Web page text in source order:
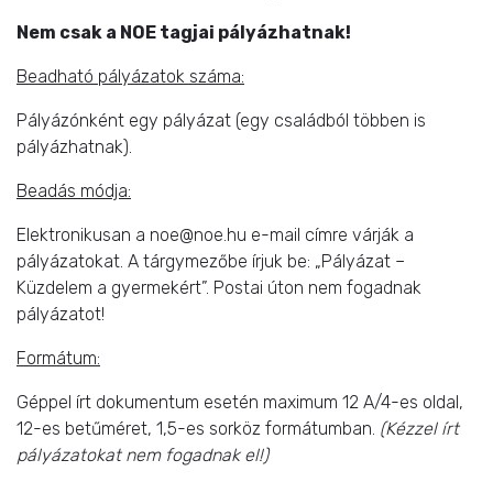
Nem csak a NOE tagjai pályázhatnak!
Beadható pályázatok száma:
Pályázónként egy pályázat (egy családból többen is
pályázhatnak).
Beadás módja:
Elektronikusan a noe@noe.hu e-mail címre várják a
pályázatokat. A tárgymezőbe írjuk be: „Pályázat –
Küzdelem a gyermekért”. Postai úton nem fogadnak
pályázatot!
Formátum:
Géppel írt dokumentum esetén maximum 12 A/4-es oldal,
12-es betűméret, 1,5-es sorköz formátumban. (Kézzel írt
pályázatokat nem fogadnak el!)